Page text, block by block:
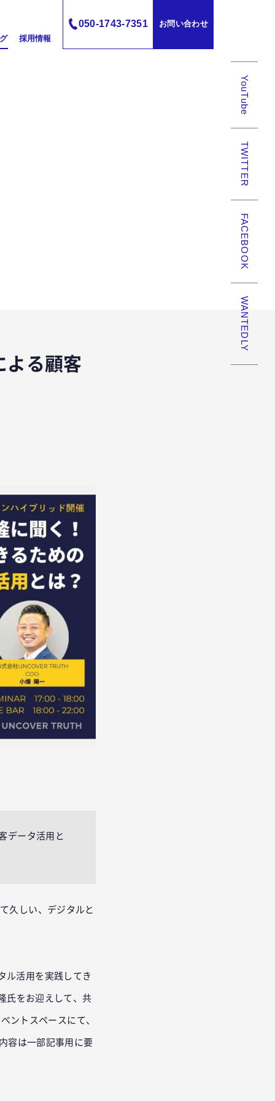
採用情報
お問い合わせ
050-1743-7351
YouTube
TWITTER
FACEBOOK
WANTEDLY
よる顧客
データ活用と
久しい、デジタルと
ル活用を実践してき
氏をお迎えして、共
ントスペースにて、
容は一部記事用に要